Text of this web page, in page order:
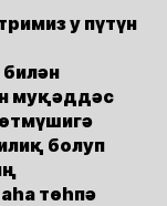
у пүтүн
муқәддәс
болуп
төһпә